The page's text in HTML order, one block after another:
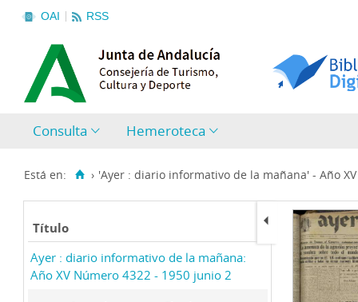
OAI RSS
Consulta Hemeroteca
Está en: › 'Ayer : diario informativo de la mañana' - Año
Título
Ayer : diario informativo de la mañana:
Año XV Número 4322 - 1950 junio 2